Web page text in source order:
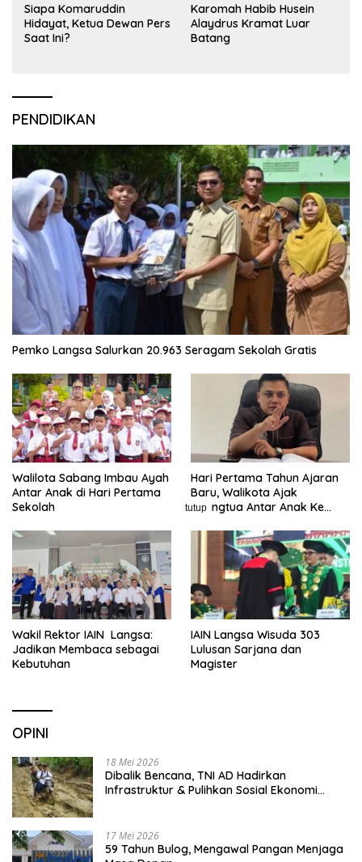
Siapa Komaruddin
Hidayat, Ketua Dewan Pers
Saat Ini?
Karomah Habib Husein
Alaydrus Kramat Luar
Batang
PENDIDIKAN
Pemko Langsa Salurkan 20.963 Seragam Sekolah Gratis
Walilota Sabang Imbau Ayah
Antar Anak di Hari Pertama
Sekolah
Hari Pertama Tahun Ajaran
Baru, Walikota Ajak
Orangtua Antar Anak Ke
Wakil Rektor IAIN Langsa:
Jadikan Membaca sebagai
Kebutuhan
IAIN Langsa Wisuda 303
Lulusan Sarjana dan
Magister
OPINI
18 Mei 2026
Dibalik Bencana, TNI AD Hadirkan
Infrastruktur & Pulihkan Sosial Ekonomi
17 Mei 2026
59 Tahun Bulog, Mengawal Pangan Menjaga
tutup